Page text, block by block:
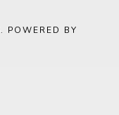
. POWERED BY